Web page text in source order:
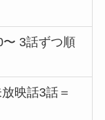
3話ずつ順
映話3話＝